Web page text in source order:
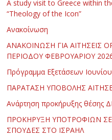
Α study visit to Greece within
“Theology of the Icon”
Ανακοίνωση
ΑΝΑΚΟΙΝΩΣΗ ΓΙΑ ΑΙΤΗΣΕΙΣ
ΠΕΡΙΟΔΟΥ ΦΕΒΡΟΥΑΡΙΟΥ
Πρόγραμμα Εξετάσεων
ΠΑΡΑΤΑΣΗ ΥΠΟΒΟΛΗΣ
Ανάρτηση προκήρυξης θέσης
ΠΡΟΚΗΡΥΞΗ ΥΠΟΤΡΟΦΙΩΝ
ΣΠΟΥΔΕΣ ΣΤΟ ΙΣΡΑΗΛ